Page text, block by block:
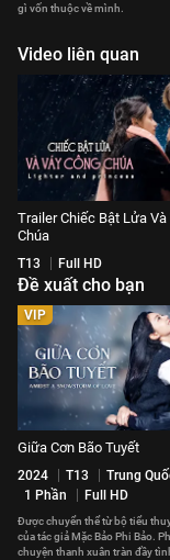
gì vốn thuộc về mình.
Video liên quan
Trailer Chiếc Bật Lửa Và
Chúa
T13 Full HD
Đề xuất cho bạn
VIP
Giữa Cơn Bão Tuyết
2024 T13
Trung
1 Phần
Full HD
Được chuyển thể từ bộ tiểu
của tác giả Mặc Bảo Phi Bảo.
chuyện thanh xuân tràn đầy